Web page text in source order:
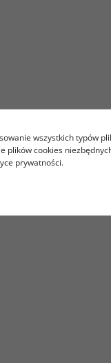
wszystkich typów
plików cookies
prywatności.